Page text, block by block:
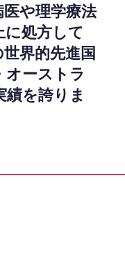
や理学療法
に処方して
界的先進国
オーストラ
績を誇りま